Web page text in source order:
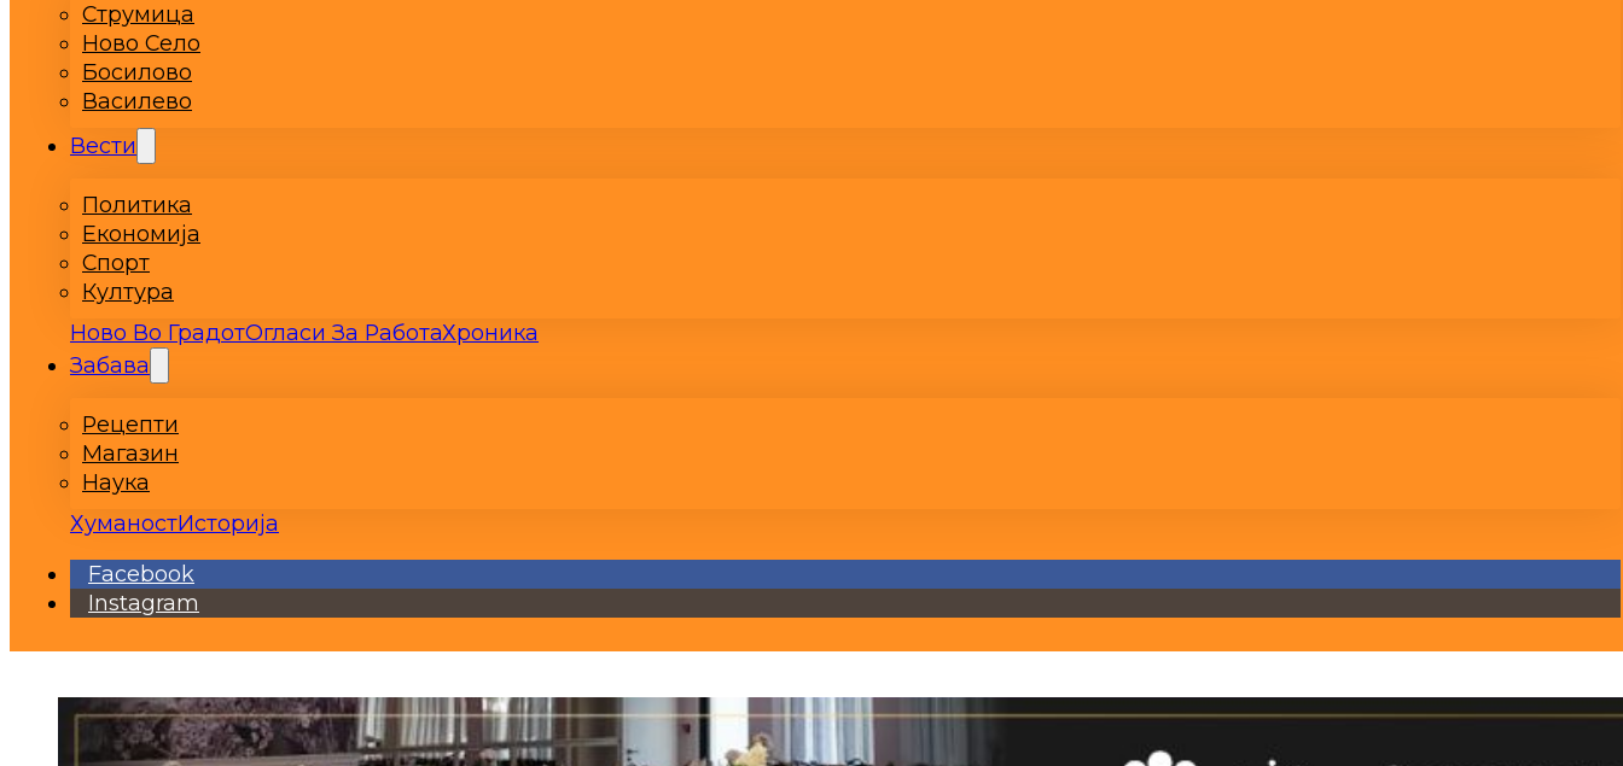
Струмица
Ново Село
Босилово
Василево
Вести
Политика
Економија
Спорт
Култура
Ново Во ГрадотОгласи За РаботаХроника
Забава
Рецепти
Магазин
Наука
ХуманостИсторија
Facebook
Instagram